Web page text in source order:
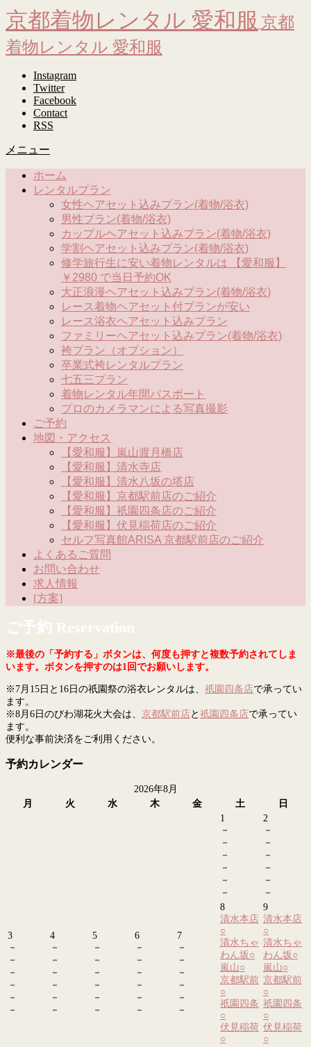
京都着物レンタル 愛和服 京都
着物レンタル 愛和服
Instagram
Twitter
Facebook
Contact
RSS
メニュー
ホーム
レンタルプラン
女性ヘアセット込みプラン(着物/浴衣)
男性プラン(着物/浴衣)
カップルヘアセット込みプラン(着物/浴衣)
学割ヘアセット込みプラン(着物/浴衣)
修学旅行生に安い着物レンタルは 【愛和服】
￥2980 で当日予約OK
大正浪漫ヘアセット込みプラン(着物/浴衣)
レース着物ヘアセット付プランが安い
レース浴衣ヘアセット込みプラン
ファミリーヘアセット込みプラン(着物/浴衣)
袴プラン（オプション）
卒業式袴レンタルプラン
七五三プラン
着物レンタル年間パスポート
プロのカメラマンによる写真撮影
ご予約
地図・アクセス
【愛和服】嵐山渡月橋店
【愛和服】清水寺店
【愛和服】清水八坂の塔店
【愛和服】京都駅前店のご紹介
【愛和服】祇園四条店のご紹介
【愛和服】伏見稲荷店のご紹介
セルフ写真館ARISA 京都駅前店のご紹介
よくあるご質問
お問い合わせ
求人情報
[方案]
ご予約 Reservation
※最後の「予約する」ボタンは、何度も押すと複数予約されてしま
います。ボタンを押すのは1回でお願いします。
※7月15日と16日の祇園祭の浴衣レンタルは、 祇園四条店で承ってい
ます。
※8月6日のびわ湖花火大会は、 京都駅前店 と 祇園四条店で承ってい
ます。
便利な事前決済をご利用ください。
予約カレンダー
2026年8月
月
火 水 木 金 土
日
1
－
－
－
－
－
－
2
－
－
－
－
－
－
3
－
－
－
－
－
－
4
－
－
－
－
－
－
5
－
－
－
－
－
－
6
－
－
－
－
－
－
7
－
－
－
－
－
－
8
清水本店
○
清水ちゃ
わん坂○
嵐山○
京都駅前
○
祇園四条
○
伏見稲荷
○
9
清水本店
○
清水ちゃ
わん坂○
嵐山○
京都駅前
○
祇園四条
○
伏見稲荷
○